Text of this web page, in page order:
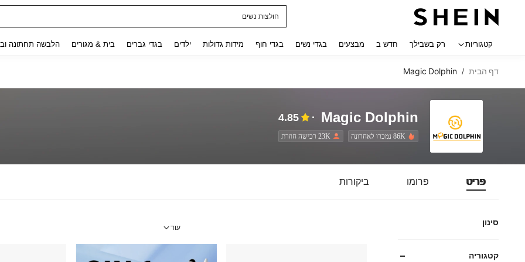
חולצות נשים
קטגוריות רק בשבילך חדש ב מבצעים בגדי נשים בגדי חוף מידות גדולות ילדים בגדי גברים בית & מגורים הלבשה תחתונה
דף הבית /
Magic Dolphin
Magic Dolphin
4.85
86K נמכרו לאחרונה 23K רכישה חוזרת
פריט פרומו ביקורות
סינון
קטגוריה
עוד